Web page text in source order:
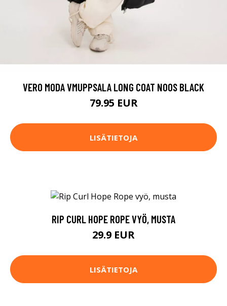
VERO MODA VMUPPSALA LONG COAT NOOS BLACK
79.95 EUR
LISÄTIETOJA
RIP CURL HOPE ROPE VYÖ, MUSTA
29.9 EUR
LISÄTIETOJA